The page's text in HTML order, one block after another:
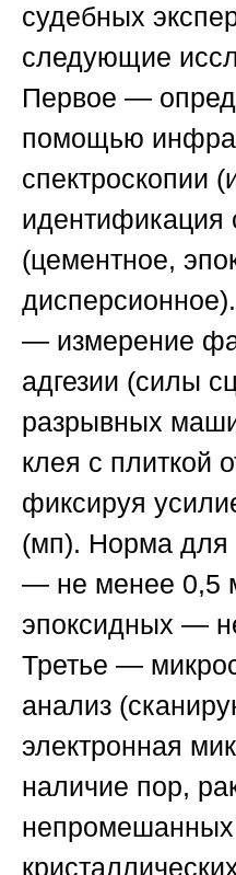
судебных
следующие
Первое —
помощью
спектроскопии
идентификация
(цементное,
— измерение
адгезии (силы
разрывных
клея с плиткой
фиксируя
(мп). Норма для
— не менее 0,5
эпоксидных —
Третье —
анализ
электронная
наличие пор,
непромешанных